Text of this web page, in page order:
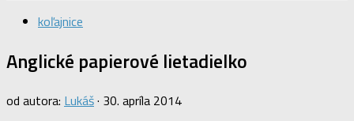
koľajnice
Anglické papierové lietadielko
od autora: Lukáš· 30. apríla 2014